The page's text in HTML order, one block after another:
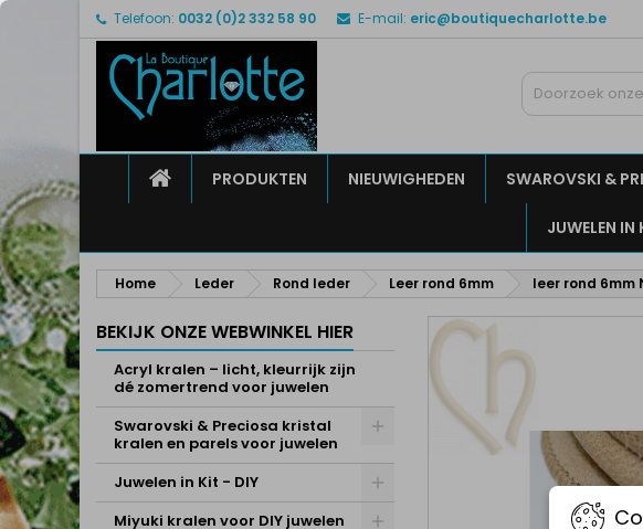
Telefoon: 0032 (0)2 332 58 90 E-mail: eric@boutiquecharlotte.be
HOMEPRODUKTEN NIEUWIGHEDEN SWAROVSKI &
JUWELEN
Home Leder Rond leder Leer rond 6mm leer rond 6mm
BEKIJK ONZE WEBWINKEL HIER
Acryl kralen – licht, kleurrijk zijn
dé zomertrend voor juwelen
Swarovski & Preciosa kristal
kralen en parels voor juwelen
Juwelen in Kit - DIY
Miyuki kralen voor DIY juwelen
Mijn
Maak een lijst
Maak een
Inloggen
U moet ingelogd zijn